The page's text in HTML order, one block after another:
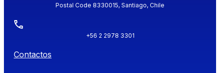
Postal Code 8330015, Santiago, Chile
+56 2 2978 3301
Contactos